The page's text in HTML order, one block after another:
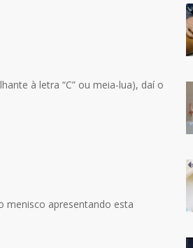
à letra “C” ou meia-lua), daí o
menisco apresentando esta